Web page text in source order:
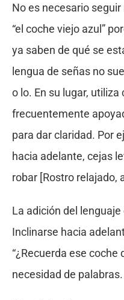
No es necesario
“el coche viejo azul”
ya saben de qué se
lengua de señas no
o lo. En su lugar,
frecuentemente
para dar claridad. Por
hacia adelante, cejas
robar [Rostro relajado,
La adición del
Inclinarse hacia
“¿Recuerda ese coche
necesidad de palabras.